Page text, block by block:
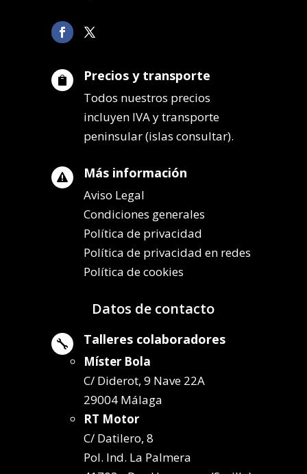
 Precios y transporte
Todos nuestros precios
incluyen IVA y transporte
peninsular (islas consultar).
 Más información
Aviso Legal
Condiciones generales
Política de privacidad
Política de privacidad en redes
Política de cookies
Datos de contacto
 Talleres colaboradores
Míster Bola
C/ Diderot, 9 Nave 22A
29004 Málaga
RT Motor
C/ Datilero, 8
Pol. Ind. La Palmera